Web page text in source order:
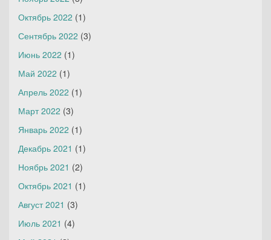
Октябрь 2022 (1)
Сентябрь 2022 (3)
Июнь 2022 (1)
Май 2022 (1)
Апрель 2022 (1)
Март 2022 (3)
Январь 2022 (1)
Декабрь 2021 (1)
Ноябрь 2021 (2)
Октябрь 2021 (1)
Август 2021 (3)
Июль 2021 (4)